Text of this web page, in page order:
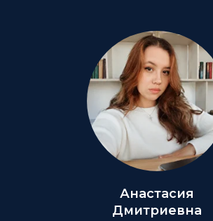
Анастасия
Дмитриевна